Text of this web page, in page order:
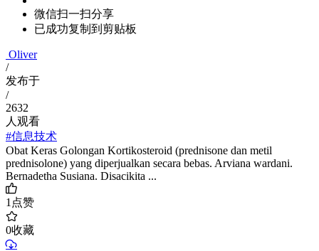
微信扫一扫分享
已成功复制到剪贴板
Oliver
/
发布于
/
2632
人观看
#信息技术
Obat Keras Golongan Kortikosteroid (prednisone dan metil
prednisolone) yang diperjualkan secara bebas. Arviana wardani.
Bernadetha Susiana. Disacikita ...
1点赞
0收藏